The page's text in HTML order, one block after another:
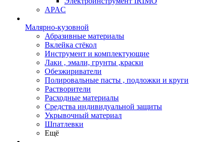
APAC
Малярно-кузовной
Абразивные материалы
Вклейка стёкол
Инструмент и комплектующие
Лаки , эмали, грунты ,краски
Обезжириватели
Полировальные пасты , подложки и круги
Растворители
Расходные материалы
Средства индивидуальной защиты
Укрывочный материал
Шпатлевки
Ещё